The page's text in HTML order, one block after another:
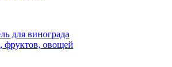
для винограда
фруктов, овощей